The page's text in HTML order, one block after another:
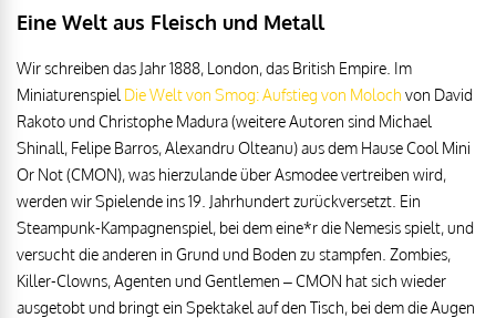
Eine Welt aus Fleisch und Metall
Wir schreiben das Jahr 1888, London, das British Empire. Im
Miniaturenspiel Die Welt von Smog: Aufstieg von Moloch von David
Rakoto und Christophe Madura (weitere Autoren sind Michael
Shinall, Felipe Barros, Alexandru Olteanu) aus dem Hause Cool Mini
Or Not (CMON), was hierzulande über Asmodee vertreiben wird,
werden wir Spielende ins 19. Jahrhundert zurückversetzt. Ein
Steampunk-Kampagnenspiel, bei dem eine*r die Nemesis spielt, und
versucht die anderen in Grund und Boden zu stampfen. Zombies,
Killer-Clowns, Agenten und Gentlemen – CMON hat sich wieder
ausgetobt und bringt ein Spektakel auf den Tisch, bei dem die Augen